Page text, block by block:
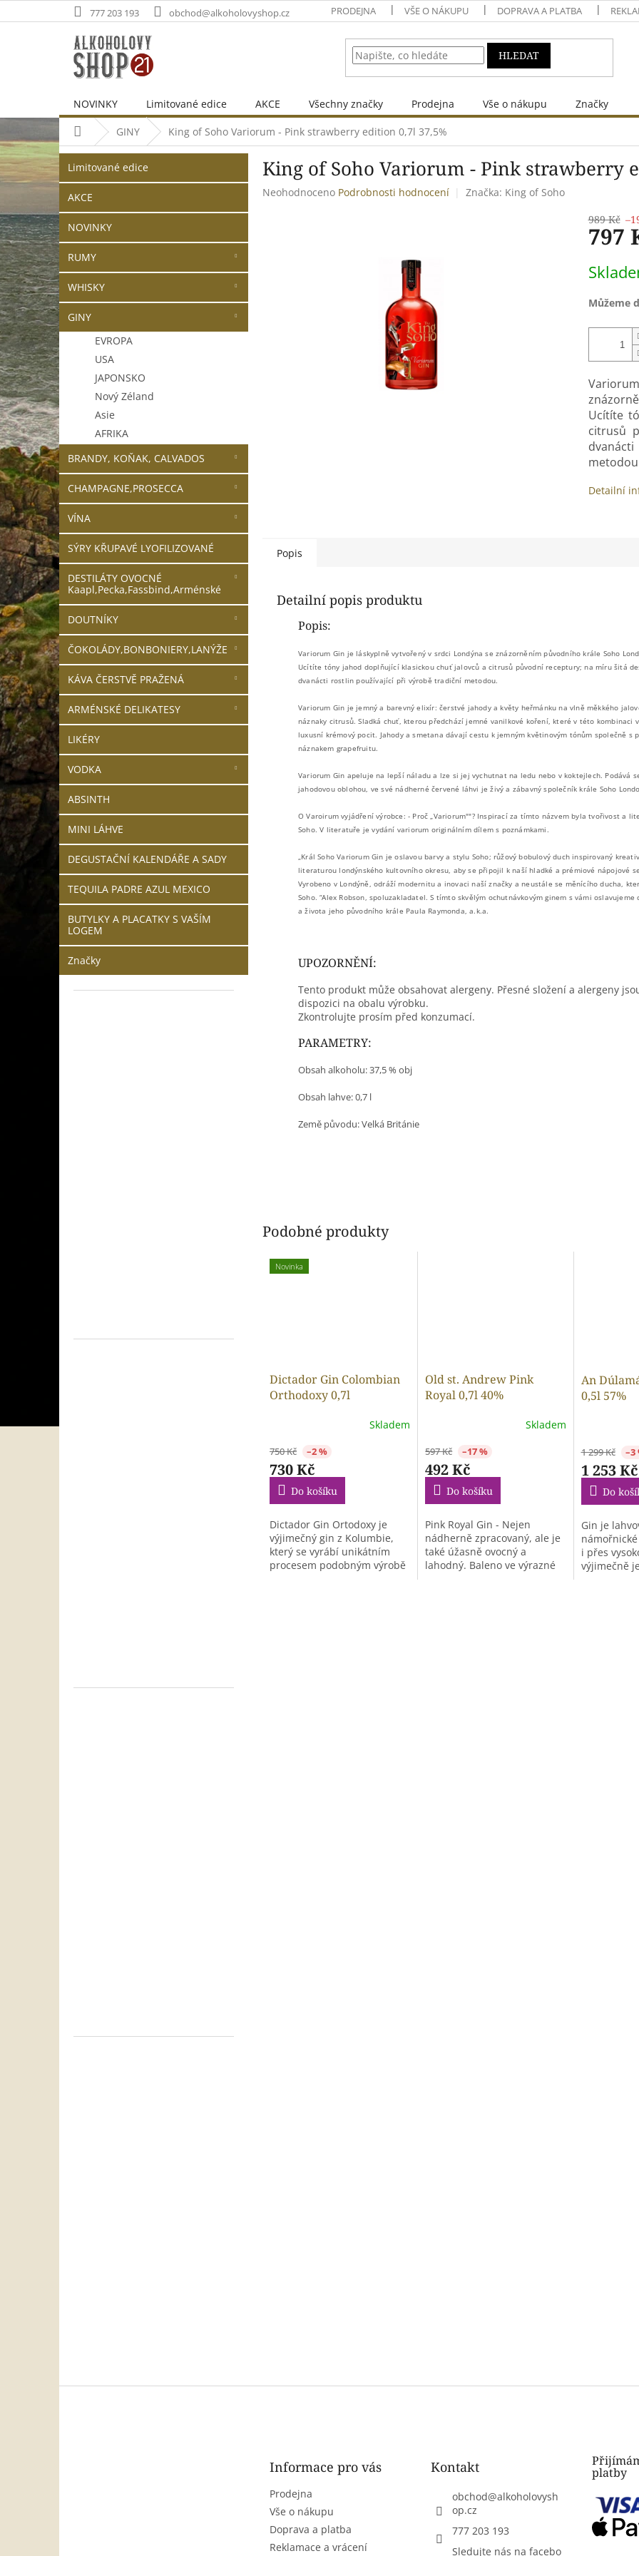
na
777 203 193 obchod@alkoholovyshop.cz PRODEJNA VŠE O NÁKUPU DOPRAVA A PLATBA
HLEDAT
NOVINKY Limitované edice AKCE Všechny značky Prodejna Vše o nákupu Značky
Domů GINY King of Soho Variorum - Pink strawberry edition 0,7l 37,5%
P
o
s
r
a
n
n
í
p
a
n
e
l
kategorie
Limitované edice
AKCE
NOVINKY
RUMY
WHISKY
GINY
EVROPA
USA
JAPONSKO
Nový Zéland
Asie
AFRIKA
BRANDY, KOŇAK, CALVADOS
CHAMPAGNE,PROSECCA
VÍNA
SÝRY KŘUPAVÉ LYOFILIZOVANÉ
DESTILÁTY OVOCNÉ
Kaapl,Pecka,Fassbind,Arménské
DOUTNÍKY
ČOKOLÁDY,BONBONIERY,LANÝŽE
KÁVA ČERSTVĚ PRAŽENÁ
ARMÉNSKÉ DELIKATESY
LIKÉRY
VODKA
ABSINTH
MINI LÁHVE
DEGUSTAČNÍ KALENDÁŘE A SADY
TEQUILA PADRE AZUL MEXICO
BUTYLKY A PLACATKY S VAŠÍM
LOGEM
Značky
King of Soho Variorum - Pink strawberry
Průměrné
Neohodnoceno Podrobnosti hodnocení Značka: King of Soho
989 Kč
797
cena:
Můžeme
Ucítíte
citrusů
Detailní
Popis
Detailní popis produktu
Popis:
Variorum Gin je láskyplně vytvořený v srdci Londýna se znázorněním původního krále Soho
Ucítíte tóny jahod doplňující klasickou chuť jalovců a citrusů původní receptury; na míru šitá
dvanácti rostlin používající při výrobě tradiční metodou.
Variorum Gin je jemný a barevný elixír: čerstvé jahody a květy heřmánku na vlně měkkého
náznaky citrusů. Sladká chuť, kterou předchází jemné vanilkové koření, které v této kombinaci
luxusní krémový pocit. Jahody a smetana dávají cestu k jemným květinovým tónům společně s
náznakem grapefruitu.
Variorum Gin apeluje na lepší náladu a lze si jej vychutnat na ledu nebo v koktejlech. Podává
jahodovou oblohou, ve své nádherné červené láhvi je živý a zábavný společník krále Soho
O Varoirum vyjádření výrobce: - Proč „Variorum""? Inspirací za tímto názvem byla tvořivost a
Soho. V literatuře je vydání variorum originálním dílem s poznámkami.
„Král Soho Variorum Gin je oslavou barvy a stylu Soho; růžový bobulový duch inspirovaný
literaturou londýnského kultovního okresu, aby se připojil k naší hladké a prémiové nápojové
Vyrobeno v Londýně, odráží modernitu a inovaci naší značky a neustále se měnícího ducha,
Soho. “Alex Robson, spoluzakladatel. S tímto skvělým ochutnávkovým ginem s vámi oslavujeme
a života jeho původního krále Paula Raymonda, a.k.a.
UPOZORNĚNÍ:
Tento produkt může obsahovat alergeny. Přesné složení a alergeny
dispozici na obalu výrobku.
Zkontrolujte prosím před konzumací.
PARAMETRY:
Obsah alkoholu: 37,5 % obj
Obsah lahve: 0,7 l
Země původu: Velká Británie
Podobné produkty
Novinka
Dictador Gin Colombian
Orthodoxy 0,7l
Skladem
750 Kč –2 %
730 Kč
Do košíku
Dictador Gin Ortodoxy je
výjimečný gin z Kolumbie,
který se vyrábí unikátním
procesem podobným výrobě
Old st. Andrew Pink
Royal 0,7l 40%
Skladem
597 Kč –17 %
492 Kč
Do košíku
Pink Royal Gin - Nejen
nádherně zpracovaný, ale je
také úžasně ovocný a
lahodný. Baleno ve výrazné
An
0,5l 57%
1 299 Kč –3
1 253 Kč
Do
Gin je
i přes
výjimečně
Informace pro vás
Prodejna
Vše o nákupu
Doprava a platba
Reklamace a vrácení
Kontakt
obchod@alkoholovysh
op.cz
777 203 193
Sledujte nás na facebo
platby